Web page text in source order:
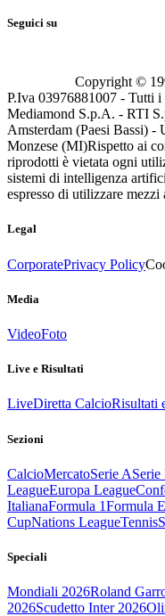
Seguici su
Copyright ©
P.Iva 03976881007 - Tutti
Mediamond S.p.A. - RTI
Amsterdam (Paesi Bassi)
Monzese (MI)Rispetto ai
riprodotti è vietata ogni
sistemi di intelligenza
espresso di utilizzare
Legal
CorporatePrivacy Policy
Media
VideoFoto
Live e Risultati
LiveDiretta CalcioRisultati
Sezioni
CalcioMercatoSerie ASerie
LeagueEuropa League
ItalianaFormula 1Formula E
CupNations LeagueTennis
Speciali
Mondiali 2026Roland
2026Scudetto Inter 2026